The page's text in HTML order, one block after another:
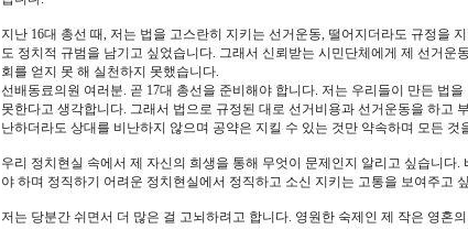
지난 16대 총선 때, 저는 법을 고스란히 지키는 선거운동, 떨어지더라도 규정을
도 정치적 규범을 남기고 싶었습니다. 그래서 신뢰받는 시민단체에게 제 선거운
회를 얻지 못 해 실천하지 못했습니다.
선배동료의원 여러분. 곧 17대 총선을 준비해야 합니다. 저는 우리들이 만든 법
못한다고 생각합니다. 그래서 법으로 규정된 대로 선거비용과 선거운동을 하고
난하더라도 상대를 비난하지 않으며 공약은 지킬 수 있는 것만 약속하며 모든
우리 정치현실 속에서 제 자신의 희생을 통해 무엇이 문제인지 알리고 싶습니다
야 하며 정직하기 어려운 정치현실에서 정직하고 소신 지키는 고통을 보여주고
저는 당분간 쉬면서 더 많은 걸 고뇌하려고 합니다. 영원한 숙제인 제 작은 영혼